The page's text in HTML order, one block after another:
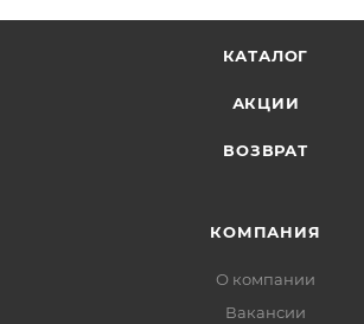
КАТАЛОГ
АКЦИИ
ВОЗВРАТ
КОМПАНИЯ
О компании
Вакансии